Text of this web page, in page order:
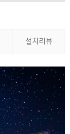
설치리뷰